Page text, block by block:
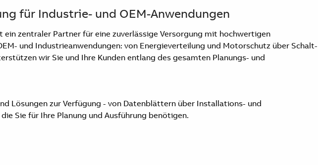
für Industrie- und OEM-Anwendungen
zentraler Partner für eine zuverlässige Versorgung mit hochwertigen
und Industrieanwendungen: von Energieverteilung und Motorschutz über Schalt-
wir Sie und Ihre Kunden entlang des gesamten Planungs- und
Lösungen zur Verfügung - von Datenblättern über Installations- und
Sie für Ihre Planung und Ausführung benötigen.